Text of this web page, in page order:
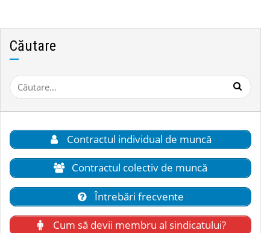
Căutare
Caută
după:
Contractul individual de muncă
Contractul colectiv de muncă
Întrebări frecvente
Cum să devii membru al sindicatului?